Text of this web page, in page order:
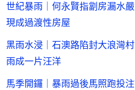
世紀暴雨｜何永賢指劏房漏水
現成過渡性房屋
黑雨水浸｜石澳路陷封大浪灣
雨成一片汪洋
馬季開鑼｜暴雨過後馬照跑投